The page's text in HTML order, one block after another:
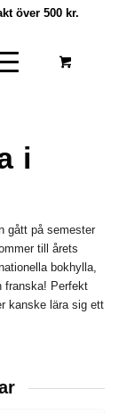
över 500 kr.
i
gått på semester
till årets
bokhylla,
franska! Perfekt
kanske lära sig ett